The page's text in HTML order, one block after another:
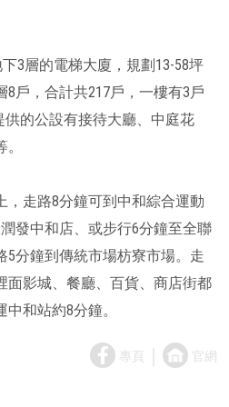
3層的電梯大廈，規劃13-58坪
戶，合計共217戶，一樓有3戶
供的公設有接待大廳、中庭花
，走路8分鐘可到中和綜合運動
發中和店、或步行6分鐘至全聯
5分鐘到傳統市場枋寮市場。走
面影城、餐廳、百貨、商店街都
和站約8分鐘。
專頁 官網